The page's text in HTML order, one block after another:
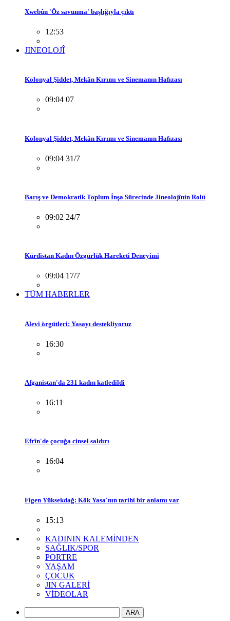
Xwebûn 'Öz savunma' başlığıyla çıktı
12:53
JINEOLOJÎ
Kolonyal Şiddet, Mekân Kırımı ve Sinemanın Hafızası
09:04 07
Kolonyal Şiddet, Mekân Kırımı ve Sinemanın Hafızası
09:04 31/7
Barış ve Demokratik Toplum İnşa Sürecinde Jineolojînin Rolü
09:02 24/7
Kürdistan Kadın Özgürlük Hareketi Deneyimi
09:04 17/7
TÜM HABERLER
Alevi örgütleri: Yasayı destekliyoruz
16:30
Afganistan'da 231 kadın katledildi
16:11
Efrîn'de çocuğa cinsel saldırı
16:04
Figen Yüksekdağ: Kök Yasa'nın tarihi bir anlamı var
15:13
KADININ KALEMİNDEN
SAĞLIK/SPOR
PORTRE
YAŞAM
ÇOCUK
JIN GALERİ
VİDEOLAR
ARA